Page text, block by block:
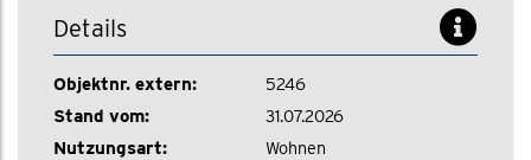
Details
Objektnr. extern: 5246
Stand vom: 31.07.2026
Nutzungsart: Wohnen